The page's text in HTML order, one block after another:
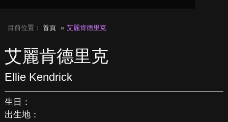
目前位置： 首頁 艾麗肯德里克
艾麗肯德里克
Ellie Kendrick
生日：
出生地：